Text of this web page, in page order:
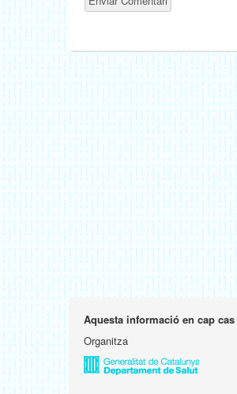
Aquesta informació en cap
Organitza